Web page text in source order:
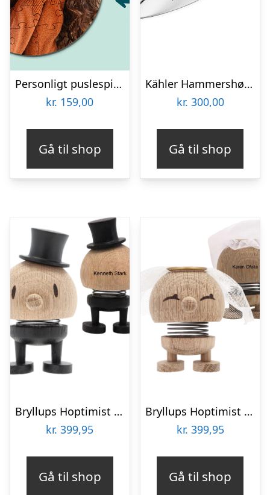
Personligt puslespil med Billede – Rundt
kr. 159,00
Gå til shop
Kähler Hammershøi Kagespade L 28,5 cm
kr. 300,00
Gå til shop
Bryllups Hoptimist Gom – small
kr. 399,95
Gå til shop
Bryllups Hoptimist Brud – small
kr. 399,95
Gå til shop